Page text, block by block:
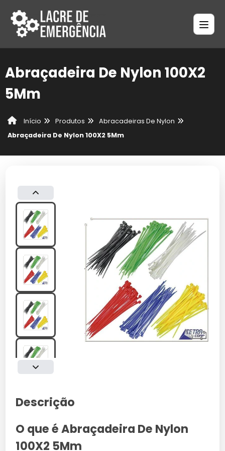
Abraçadeira De Nylon 100X2
5Mm
Início Produtos
Abracadeiras De Nylon
Abraçadeira De Nylon 100X2 5Mm
Descrição
O que é Abraçadeira De Nylon
100X2 5Mm